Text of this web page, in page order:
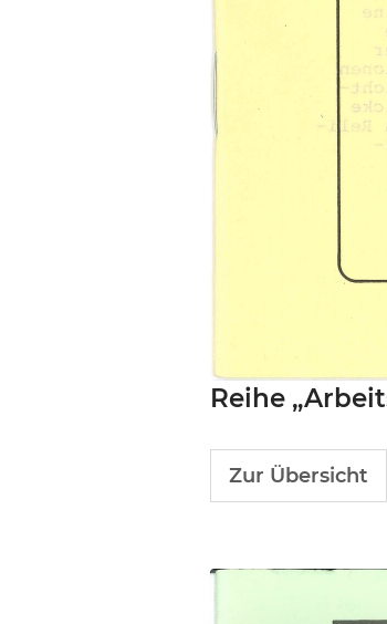
Reihe
Zur Übersicht